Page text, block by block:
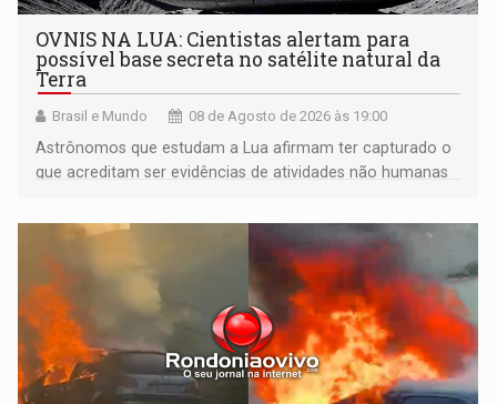
OVNIS NA LUA: Cientistas alertam para
possível base secreta no satélite natural da
Terra
Brasil e Mundo 08 de Agosto de 2026 às 19:00
Astrônomos que estudam a Lua afirmam ter capturado o
que acreditam ser evidências de atividades não humanas
órbita